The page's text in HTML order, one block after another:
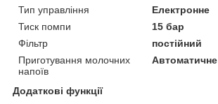
Тип управління
Електронне
Тиск помпи
15 бар
Фільтр
постійний
Приготування молочних
напоїв
Автоматичне
Додаткові функції